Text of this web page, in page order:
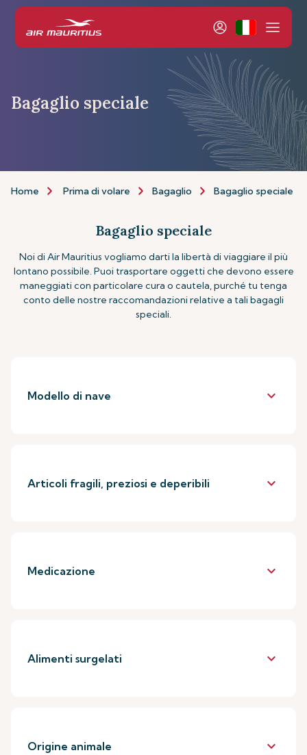
Bagaglio speciale
Home Prima di volare Bagaglio Bagaglio speciale
Bagaglio speciale
Noi di Air Mauritius vogliamo darti la libertà di viaggiare il più
lontano possibile. Puoi trasportare oggetti che devono essere
maneggiati con particolare cura o cautela, purché tu tenga
conto delle nostre raccomandazioni relative a tali bagagli
speciali.
Modello di nave keyboard_arrow_down
Articoli fragili, preziosi e deperibili keyboard_arrow_down
Medicazione keyboard_arrow_down
Alimenti surgelati keyboard_arrow_down
Origine animale keyboard_arrow_down